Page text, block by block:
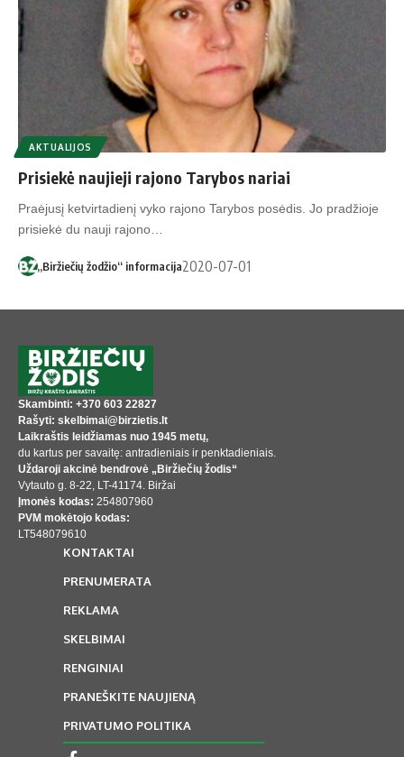
AKTUALIJOS
Prisiekė naujieji rajono Tarybos nariai
Praėjusį ketvirtadienį vyko rajono Tarybos posėdis. Jo pradžioje
prisiekė du nauji rajono…
„Biržiečių žodžio“ informacija2020-07-01
Skambinti: +370 603 22827
Rašyti: skelbimai@birzietis.lt
Laikraštis leidžiamas nuo 1945 metų,
du kartus per savaitę: antradieniais ir penktadieniais.
Uždaroji akcinė bendrovė „Biržiečių žodis“
Vytauto g. 8-22, LT-41174. Biržai
Įmonės kodas: 254807960
PVM mokėtojo kodas:
LT548079610
KONTAKTAI
PRENUMERATA
REKLAMA
SKELBIMAI
RENGINIAI
PRANEŠKITE NAUJIENĄ
PRIVATUMO POLITIKA